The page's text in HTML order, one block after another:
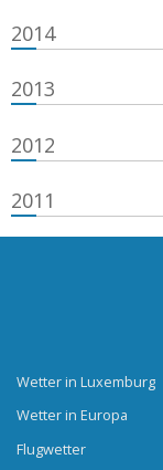
2014
2013
2012
2011
Wetter in Luxemburg
Wetter in Europa
Flugwetter